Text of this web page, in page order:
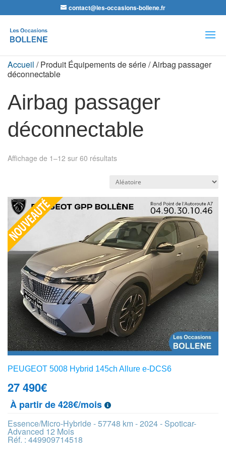
contact@les-occasions-bollene.fr
de
produits
Accueil / Produit Équipements de série / Airbag passager
déconnectable
Airbag passager
déconnectable
Affichage de 1–12 sur 60 résultats
PEUGEOT 5008 Hybrid 145ch Allure e-DCS6
27 490€
À partir de 428€/mois
Essence/Micro-Hybride - 57748 km - 2024 - Spoticar-
Advanced 12 Mois
Réf. : 449909714518